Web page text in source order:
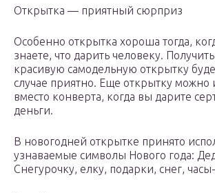
Открытка — приятный сюрприз
Особенно открытка хороша тогда,
знаете, что дарить человеку.
красивую самодельную открытку
случае приятно. Еще открытку можно
вместо конверта, когда вы дарите
деньги.
В новогодней открытке принято
узнаваемые символы Нового года:
Снегурочку, елку, подарки, снег,